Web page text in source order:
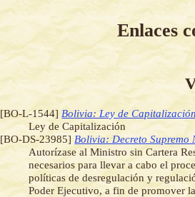
Enlaces
[BO-L-1544] Bolivia: Ley de
Ley de Capitalización
[BO-DS-23985] Bolivia: Decreto Supremo
Autorízase al Ministro sin Cartera
necesarios para llevar a cabo el
políticas de desregulación y
Poder Ejecutivo, a fin de promover